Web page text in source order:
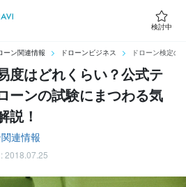
検討中
ーン関連情報 ドローンビジネス ドローン検定の
度はどれくらい？公式テ
ーンの試験にまつわる気
説！
連情報
2018.07.25